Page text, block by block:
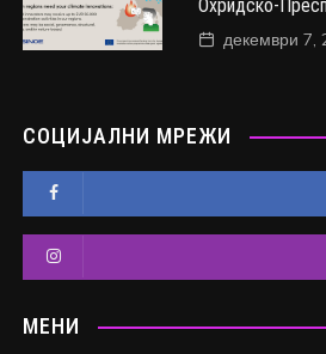
Охридско-
декември 7,
СОЦИЈАЛНИ МРЕЖИ
МЕНИ